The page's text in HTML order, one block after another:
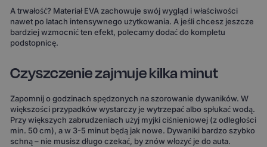
A trwałość? Materiał EVA zachowuje swój wygląd i właściwości
nawet po latach intensywnego użytkowania. A jeśli chcesz jeszcze
bardziej wzmocnić ten efekt, polecamy dodać do kompletu
podstopnicę.
Czyszczenie zajmuje kilka minut
Zapomnij o godzinach spędzonych na szorowanie dywaników. W
większości przypadków wystarczy je wytrzepać albo spłukać wodą.
Przy większych zabrudzeniach użyj myjki ciśnieniowej (z odległości
min. 50 cm), a w 3-5 minut będą jak nowe. Dywaniki bardzo szybko
schną – nie musisz długo czekać, by znów włożyć je do auta.